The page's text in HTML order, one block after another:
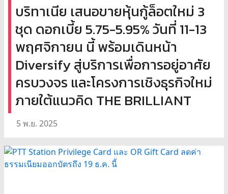
บริทาเนีย เสนอขายหุ้นกู้ล็อตใหม่ 3
ชุด ดอกเบี้ย 5.75-5.95% วันที่ 11-13
พฤศจิกายน นี้ พร้อมเดินหน้า
Diversify สู่บริการเพื่อการอยู่อาศัย
ครบวงจร และโครงการเชิงธุรกิจใหม่
ภายใต้แนวคิด THE BRILLIANT
5 พ.ย. 2025